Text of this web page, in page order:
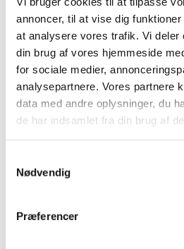
annoncer, til at vise dig
at analysere vores trafik. Vi deler
din brug af vores hjemmeside
for sociale medier,
analysepartnere. Vores partnere
data med andre oplysninger, du
de har indsamlet fra din brug af
Nødvendig
Præferencer
Mysimba (naltrexon/
kardiovaskulær risiko og
årlig vurdering
|3. juni 2025|
De kardiovaskulære risici ved
behandles i mere end et år, er ikke
2026 (84)